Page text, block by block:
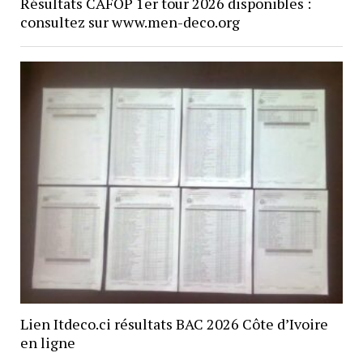
consultez sur www.men-deco.org
Lien Itdeco.ci résultats BAC 2026 Côte d’Ivoire
en ligne